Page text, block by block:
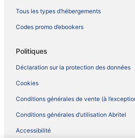
Tous les types d’hébergements
Codes promo d’ebookers
Politiques
Déclaration sur la protection des données
Cookies
Conditions générales de vente (à
Conditions générales d’utilisation Abritel
Accessibilité